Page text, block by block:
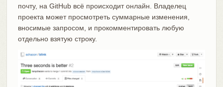
почту, на GitHub всё происходит онлайн. Владелец
проекта может просмотреть суммарные изменения,
вносимые запросом, и прокомментировать любую
отдельно взятую строку.